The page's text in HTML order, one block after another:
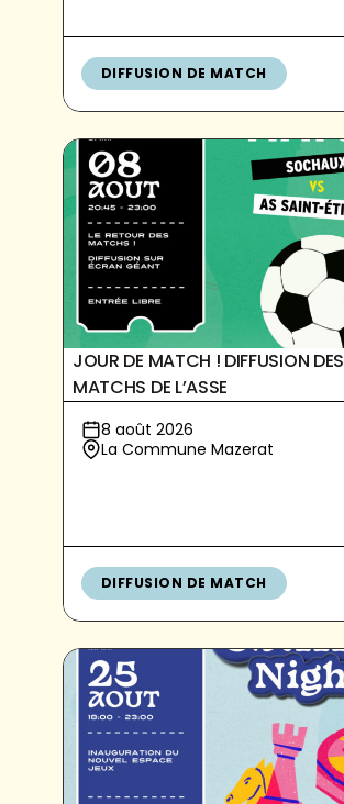
DIFFUSION DE MATCH
JOUR DE MATCH ! DIFFUSION DES
MATCHS DE L’ASSE
8 août 2026
La Commune Mazerat
DIFFUSION DE MATCH